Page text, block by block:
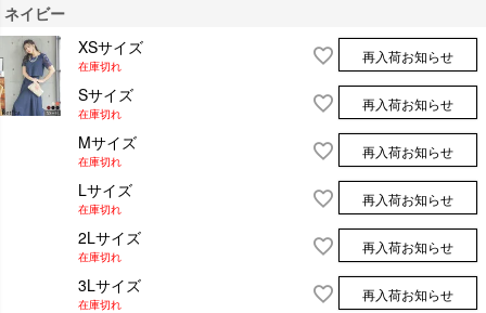
ネイビー
XSサイズ
在庫切れ
再入荷お知らせ
Sサイズ
在庫切れ
再入荷お知らせ
Mサイズ
在庫切れ
再入荷お知らせ
Lサイズ
在庫切れ
再入荷お知らせ
2Lサイズ
在庫切れ
再入荷お知らせ
3Lサイズ
在庫切れ
再入荷お知らせ